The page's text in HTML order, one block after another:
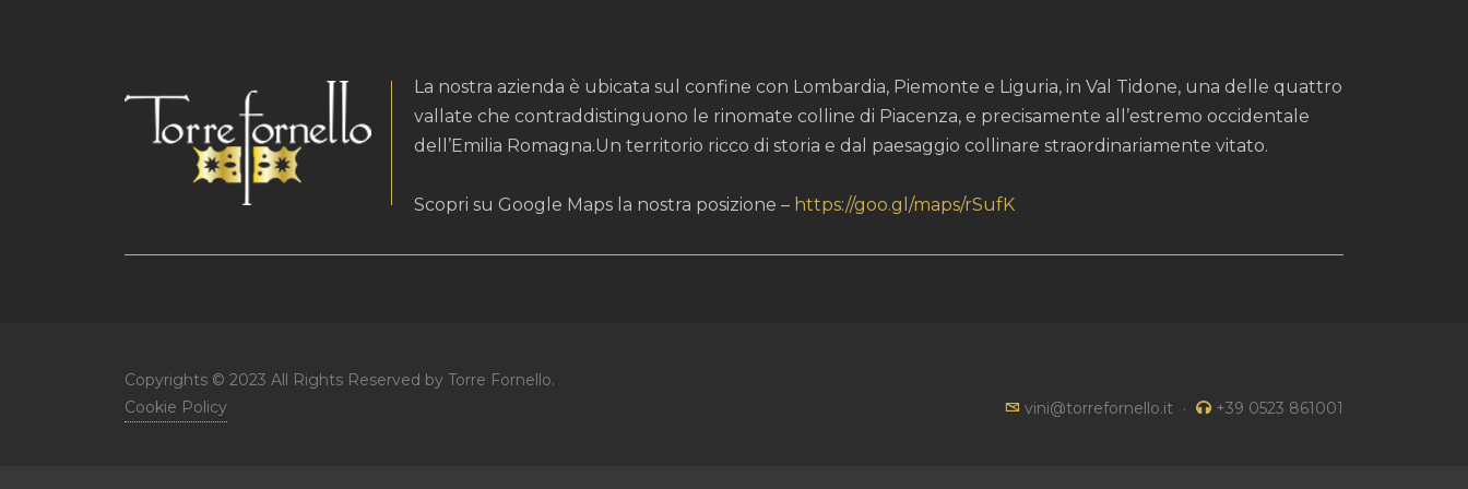
La nostra azienda è ubicata sul confine con Lombardia, Piemonte e Liguria, in Val Tidone, una delle quattro
vallate che contraddistinguono le rinomate colline di Piacenza, e precisamente all’estremo occidentale
dell’Emilia Romagna.Un territorio ricco di storia e dal paesaggio collinare straordinariamente vitato.
Scopri su Google Maps la nostra posizione – https://goo.gl/maps/rSufK
Copyrights © 2023 All Rights Reserved by Torre Fornello.
Cookie Policy
vini@torrefornello.it · +39 0523 861001